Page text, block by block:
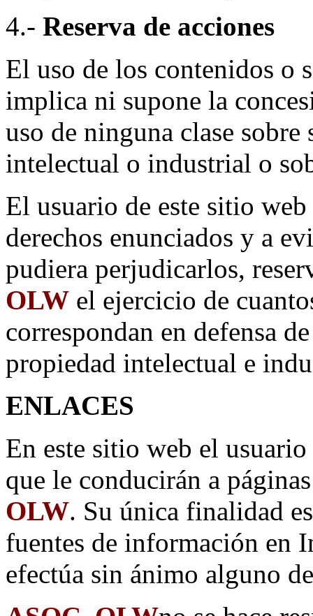
4.- Reserva de acciones
El uso de los contenidos o
implica ni supone la
uso de ninguna clase sobre
intelectual o industrial o
El usuario de este sitio
derechos enunciados y a
pudiera perjudicarlos,
OLW el ejercicio de
correspondan en defensa
propiedad intelectual e
ENLACES
En este sitio web el
que le conducirán a
OLW. Su única finalidad
fuentes de información en
efectúa sin ánimo alguno